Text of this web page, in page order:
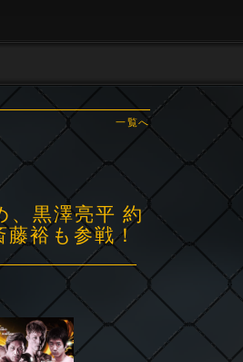
一覧へ
、黒澤亮平 約
裕も参戦！